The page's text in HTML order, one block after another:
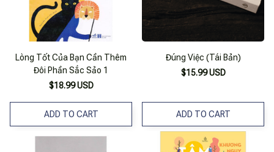
Lòng Tốt Của Bạn Cần Thêm
Đôi Phần Sắc Sảo 1
$18.99 USD
ADD TO CART
Đúng Việc (Tái Bản)
$15.99 USD
ADD TO CART